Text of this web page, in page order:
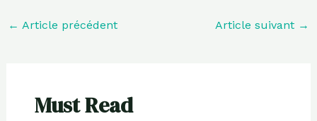
← Article précédent Article suivant →
Must Read